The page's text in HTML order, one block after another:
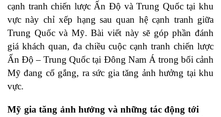
cạnh tranh chiến lược Ấn Độ và Trung Quốc tại khu
vực này chỉ xếp hạng sau quan hệ cạnh tranh giữa
Trung Quốc và Mỹ. Bài viết này sẽ góp phần đánh
giá khách quan, đa chiều cuộc cạnh tranh chiến lược
Ấn Độ – Trung Quốc tại Đông Nam Á trong bối cảnh
Mỹ đang cố gắng, ra sức gia tăng ảnh hưởng tại khu
vực.
Mỹ gia tăng ảnh hưởng và những tác động tới